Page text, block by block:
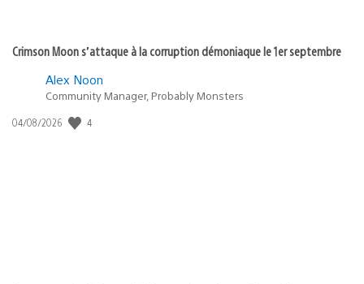
Crimson Moon s’attaque à la corruption démoniaque le 1er septembre
Alex Noon
Community Manager, Probably Monsters
Date
04/08/2026 4